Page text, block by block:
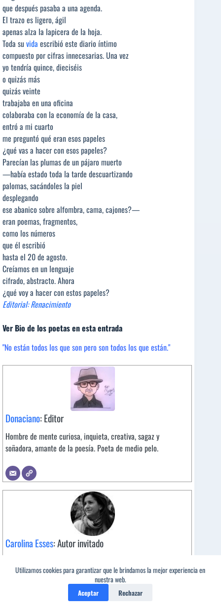
Utilizamos cookies para garantizar que le brindamos la mejor experiencia en
nuestra web.
Aceptar Rechazar
que después pasaba a una agenda.
El trazo es ligero, ágil
apenas alza la lapicera de la hoja.
Toda suvida escribió este diario íntimo
compuesto por cifras innecesarias. Una vez
yo tendría quince, dieciséis
o quizás más
quizás veinte
trabajaba en una oficina
colaboraba con la economía de la casa,
entró a mi cuarto
me preguntó qué eran esos papeles
¿qué vas a hacer con esos papeles?
Parecían las plumas de un pájaro muerto
—había estado toda la tarde descuartizando
palomas, sacándoles la piel
desplegando
ese abanico sobre alfombra, cama, cajones?—
eran poemas, fragmentos,
como los números
que él escribió
hasta el 20 de agosto.
Creíamos en un lenguaje
cifrado, abstracto. Ahora
¿qué voy a hacer con estos papeles?
Editorial: Renacimiento
Ver Bio de los poetas en esta entrada
"No están todos los que son pero son todos los que están."
Donaciano: Editor
Hombre de mente curiosa, inquieta, creativa, sagaz y
soñadora, amante de la poesía. Poeta de medio pelo.
Carolina Esses: Autor invitado
publicado los libros de poemasTemporada de invierno
, finalista del Premio Olga Orozco y traducido al
Versiones del paraíso (2015)
. Como novelista ha